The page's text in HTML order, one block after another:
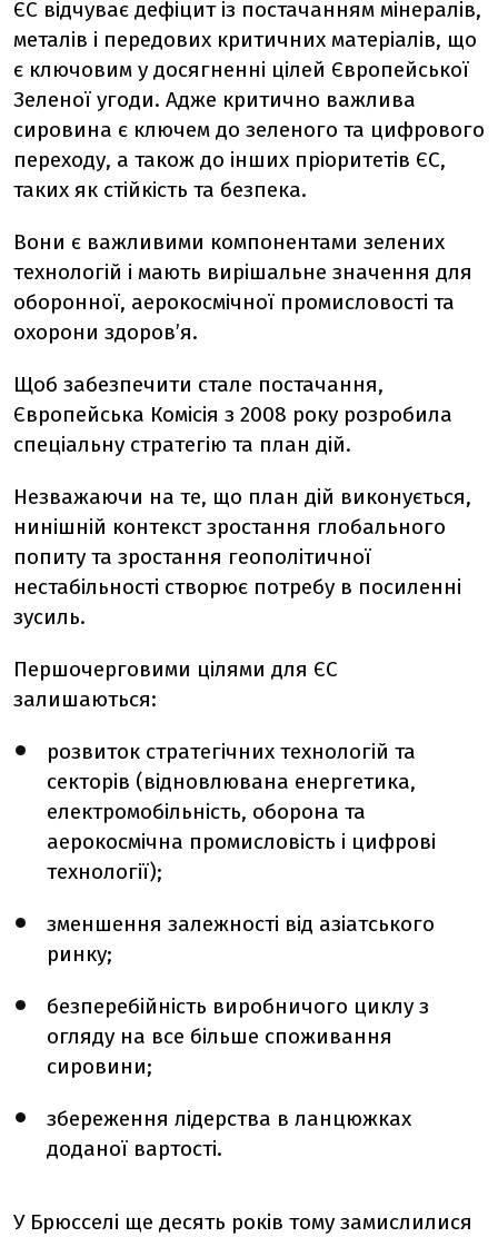
ЄС відчуває дефіцит із постачанням мінералів,
металів і передових критичних матеріалів, що
є ключовим у досягненні цілей Європейської
Зеленої угоди. Адже критично важлива
сировина є ключем до зеленого та цифрового
переходу, а також до інших пріоритетів ЄС,
таких як стійкість та безпека.
Вони є важливими компонентами зелених
технологій і мають вирішальне значення для
оборонної, аерокосмічної промисловості та
охорони здоров’я.
Щоб забезпечити стале постачання,
Європейська Комісія з 2008 року розробила
спеціальну стратегію та план дій.
Незважаючи на те, що план дій виконується,
нинішній контекст зростання глобального
попиту та зростання геополітичної
нестабільності створює потребу в посиленні
зусиль.
Першочерговими цілями для ЄС
залишаються:
розвиток стратегічних технологій та
секторів (відновлювана енергетика,
електромобільність, оборона та
аерокосмічна промисловість і цифрові
технології);
зменшення залежності від азіатського
ринку;
безперебійність виробничого циклу з
огляду на все більше споживання
сировини;
збереження лідерства в ланцюжках
доданої вартості.
У Брюсселі ще десять років тому замислилися